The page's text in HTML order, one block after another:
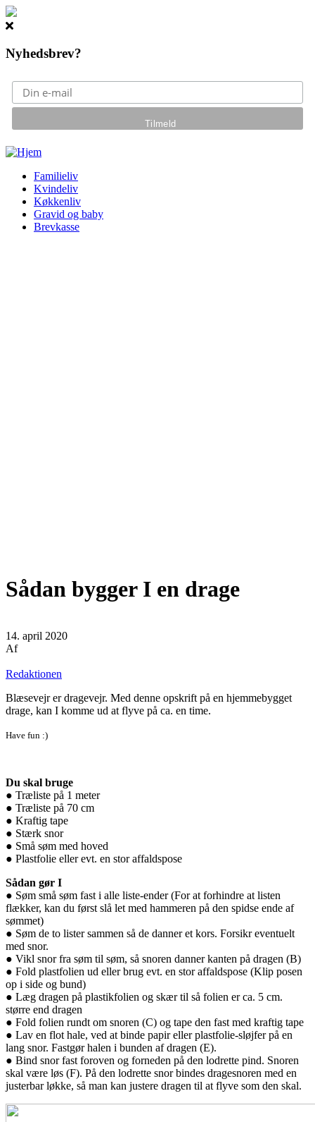
Nyhedsbrev?
Gå til hovedindhold
Familieliv
Kvindeliv
Køkkenliv
Gravid og baby
Brevkasse
Sådan bygger I en drage
14. april 2020
Af
Redaktionen
Blæsevejr er dragevejr. Med denne opskrift på en hjemmebygget
drage, kan I komme ud at flyve på ca. en time.
Have fun :)
Du skal bruge
● Træliste på 1 meter
● Træliste på 70 cm
● Kraftig tape
● Stærk snor
● Små søm med hoved
● Plastfolie eller evt. en stor affaldspose
Sådan gør I
● Søm små søm fast i alle liste-ender (For at forhindre at listen
flækker, kan du først slå let med hammeren på den spidse ende af
sømmet)
● Søm de to lister sammen så de danner et kors. Forsikr eventuelt
med snor.
● Vikl snor fra søm til søm, så snoren danner kanten på dragen (B)
● Fold plastfolien ud eller brug evt. en stor affaldspose (Klip posen
op i side og bund)
● Læg dragen på plastikfolien og skær til så folien er ca. 5 cm.
større end dragen
● Fold folien rundt om snoren (C) og tape den fast med kraftig tape
● Lav en flot hale, ved at binde papir eller plastfolie-sløjfer på en
lang snor. Fastgør halen i bunden af dragen (E).
● Bind snor fast foroven og forneden på den lodrette pind. Snoren
skal være løs (F). På den lodrette snor bindes dragesnoren med en
justerbar løkke, så man kan justere dragen til at flyve som den skal.